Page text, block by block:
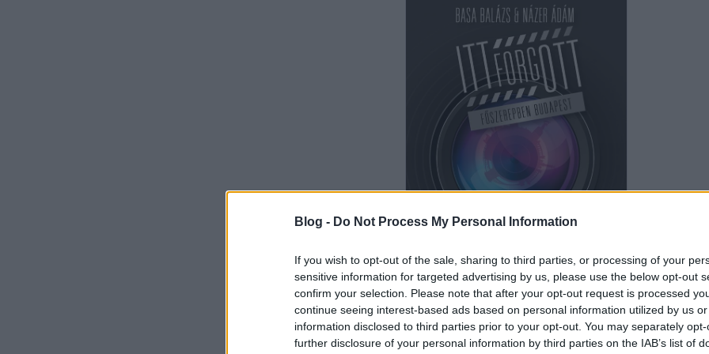
Blog - Do Not Process My Personal Information
If you wish to opt-out of the sale, sharing to third parties, or processing of your
sensitive information for targeted advertising by us, please use the below opt-out
confirm your selection. Please note that after your opt-out request is processed
continue seeing interest-based ads based on personal information utilized by us
information disclosed to third parties prior to your opt-out. You may separately
further disclosure of your personal information by third parties on the IAB’s list of
Az Itt forgott könyvben több videoklipről is írunk. Kedvcsinálónak álljon itt az olasz
Jovanotti videoklipje. Az itáliai sztár visszajáró vendég Budapesten. Több zenei videót